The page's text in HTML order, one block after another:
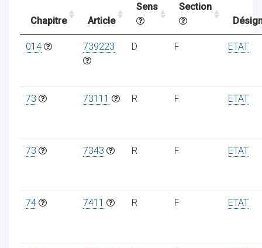
Chapitre Article
Sens
Section
014 739223 D F ETAT
73 73111 R F ETAT
73 7343 R F ETAT
74 7411 R F ETAT